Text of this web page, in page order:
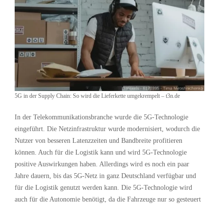
5G in der Supply Chain: So wird die Lieferkette umgekrempelt – t3n.de
In der Telekommunikationsbranche wurde die 5G-Technologie
eingeführt. Die Netzinfrastruktur wurde modernisiert, wodurch die
Nutzer von besseren Latenzzeiten und Bandbreite profitieren
können. Auch für die Logistik kann und wird 5G-Technologie
positive Auswirkungen haben. Allerdings wird es noch ein paar
Jahre dauern, bis das 5G-Netz in ganz Deutschland verfügbar und
für die Logistik genutzt werden kann. Die 5G-Technologie wird
auch für die Autonomie benötigt, da die Fahrzeuge nur so gesteuert